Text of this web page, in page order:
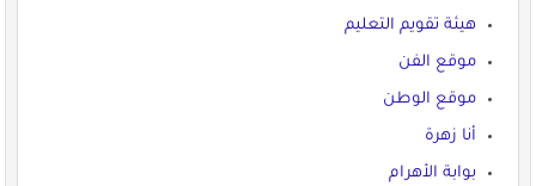
هيئة تقويم التعليم
موقع الفن
موقع الوطن
أنا زهرة
بوابة الأهرام